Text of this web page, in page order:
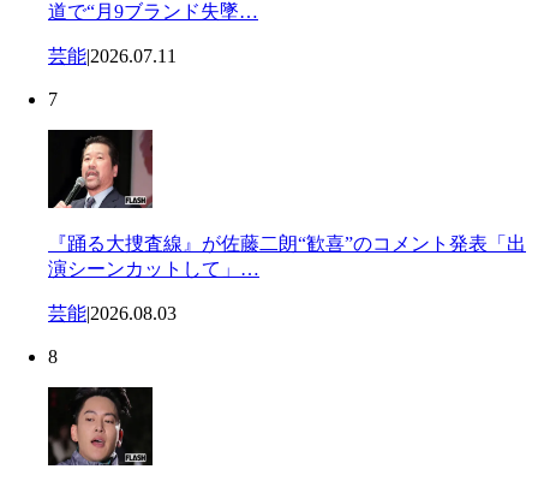
道で“月9ブランド失墜…
芸能|2026.07.11
7
『踊る大捜査線』が佐藤二朗“歓喜”のコメント発表「出
演シーンカットして」…
芸能|2026.08.03
8